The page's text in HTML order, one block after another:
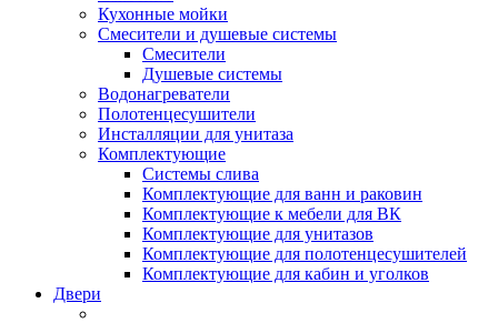
Кухонные мойки
Смесители и душевые системы
Смесители
Душевые системы
Водонагреватели
Полотенцесушители
Инсталляции для унитаза
Комплектующие
Системы слива
Комплектующие для ванн и раковин
Комплектующие к мебели для ВК
Комплектующие для унитазов
Комплектующие для полотенцесушителей
Комплектующие для кабин и уголков
Двери